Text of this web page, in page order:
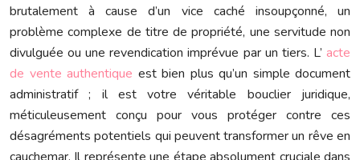
brutalement à cause d’un vice caché insoupçonné, un
problème complexe de titre de propriété, une servitude non
divulguée ou une revendication imprévue par un tiers. L’ acte
de vente authentique est bien plus qu’un simple document
administratif ; il est votre véritable bouclier juridique,
méticuleusement conçu pour vous protéger contre ces
désagréments potentiels qui peuvent transformer un rêve en